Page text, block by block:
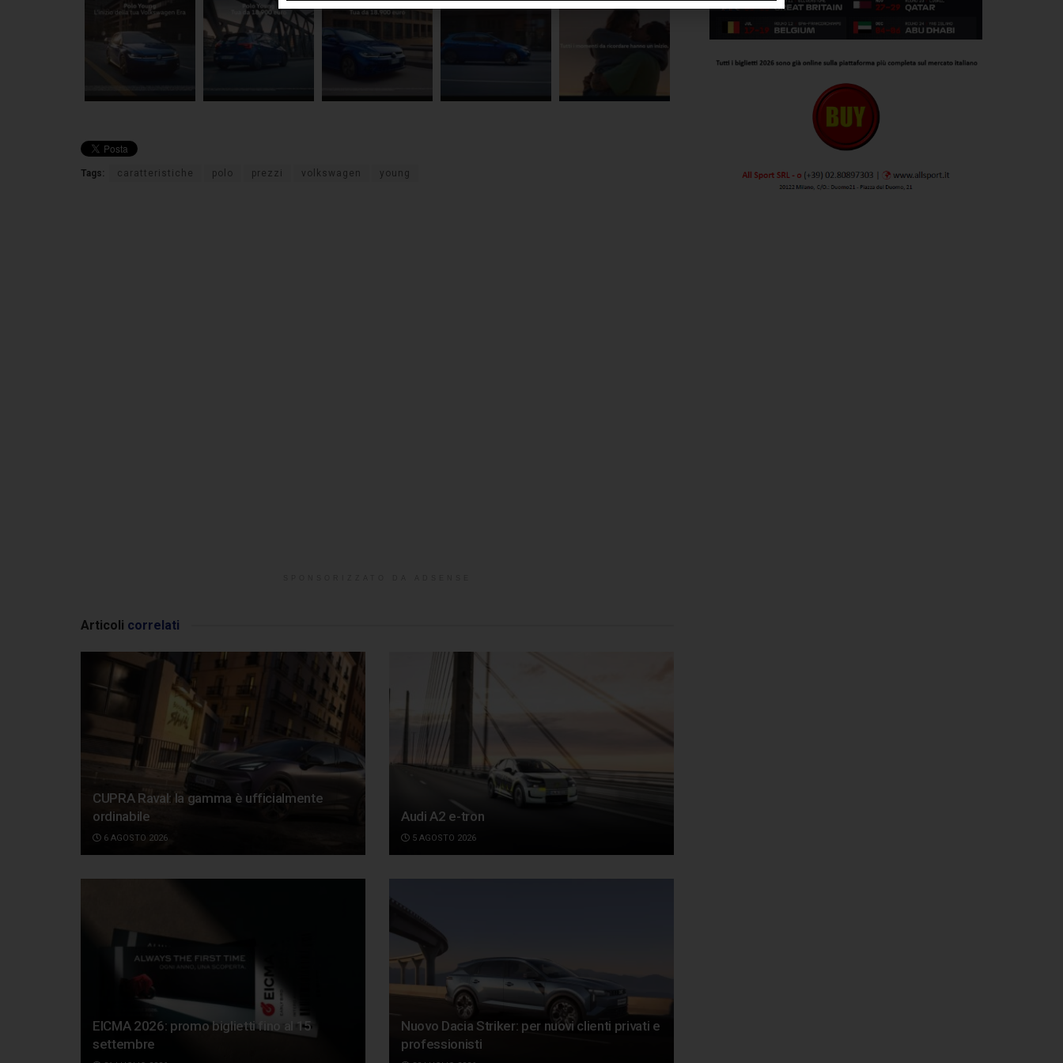
Tags: caratteristiche polo prezzi volkswagen young
Articoli correlati
CUPRA Raval: la gamma è ufficialmente
ordinabile
6 AGOSTO 2026
Audi A2 e-tron
5 AGOSTO 2026
EICMA 2026: promo biglietti fino al 15
settembre
Nuovo Dacia Striker: per nuovi clienti privati e
professionisti